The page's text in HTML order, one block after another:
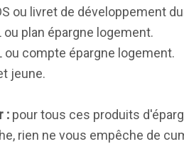
ou livret de développement
ou plan épargne logement.
ou compte épargne logement.
jeune.
: pour tous ces produits
rien ne vous empêche de